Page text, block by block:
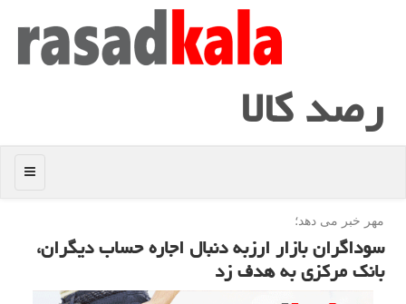
رصد كالا
منو
مهر خبر می دهد؛
سوداگران بازار ارزبه دنبال اجاره حساب دیگران،
بانك مركزی به هدف زد